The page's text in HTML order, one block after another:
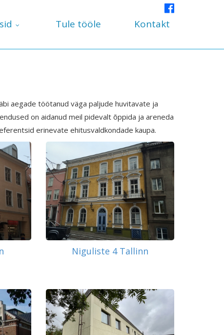
Tule tööle Kontakt
aegade töötanud väga paljude huvitavate ja
on aidanud meil pidevalt õppida ja areneda
erinevate ehitusvaldkondade kaupa.
Niguliste 4 Tallinn